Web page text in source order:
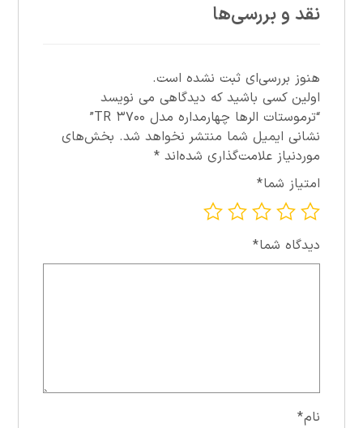
نقد و بررسی‌ها
هنوز بررسی‌ای ثبت نشده است.
اولین کسی باشید که دیدگاهی می نویسد
“ترموستات الرها چهارمداره مدل ۳۷۰۰ TR”
نشانی ایمیل شما منتشر نخواهد شد. بخش‌های
موردنیاز علامت‌گذاری شده‌اند*
امتیاز شما*
دیدگاه شما*
نام*